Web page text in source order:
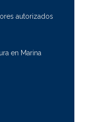
autorizados
en Marina